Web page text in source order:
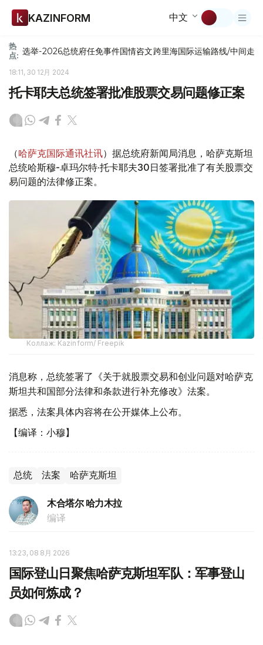
KAZINFORM 中文
热
点: 选举-2026总统府任免事件国情咨文跨里海国际运输路线/中间走廊
18:11, 30 12月 2024
托卡耶夫总统签署批准股票交易问题修正案
（哈萨克国际通讯社讯）据总统府新闻局消息，哈萨克斯坦
总统哈斯穆-卓玛尔特·托卡耶夫30日签署批准了有关股票交
易问题的法律修正案。
Коллаж: Kazinform/ Freepik
消息称，总统签署了《关于就股票交易和创业问题对哈萨克
斯坦共和国部分法律和条款进行补充修改》法案。
据悉，法案具体内容将在公开媒体上公布。
【编译：小穆】
总统 法案 哈萨克斯坦
木合塔尔 哈力木拉
编译
13:23, 08 8月 2026
国际登山日聚焦哈萨克斯坦军队：军事登山
员如何炼成？